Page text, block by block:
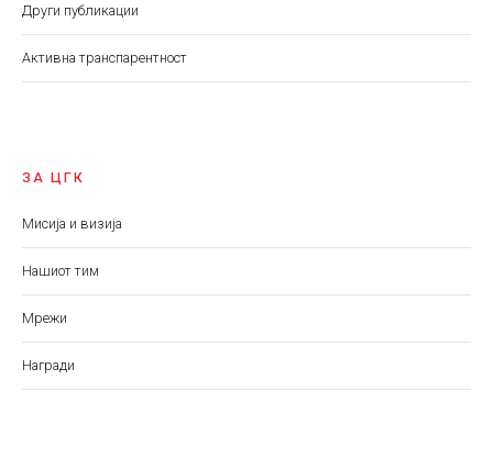
Други публикации
Aктивна транспарентност
ЗА ЦГК
Мисија и визија
Нашиот тим
Мрежи
Награди